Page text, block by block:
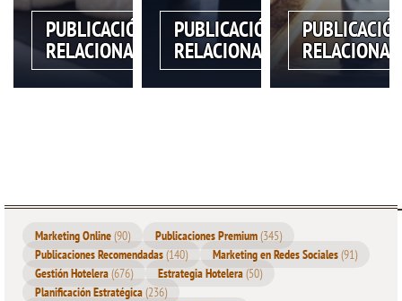
PUBLICACIÓN
RELACIONADA
PUBLICACIÓN
RELACIONADA
Marketing Online(90) Publicaciones Premium(345)
Publicaciones Recomendadas(140) Marketing en Redes Sociales(91)
Gestión Hotelera(676) Estrategia Hotelera(50)
Planificación Estratégica(236)